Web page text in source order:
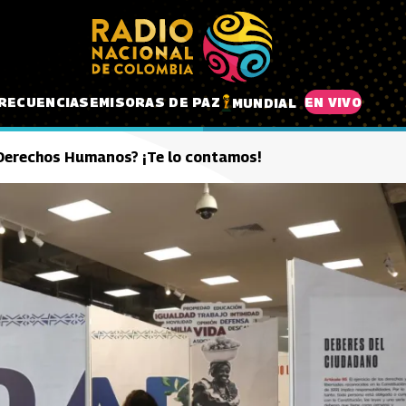
EMISORAS DE PAZ MUNDIAL EN VIVO
Humanos? ¡Te lo contamos!